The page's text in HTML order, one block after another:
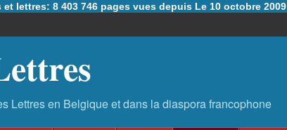
lettres: 8 403 746 pages vues depuis Le 10 octobre 2009